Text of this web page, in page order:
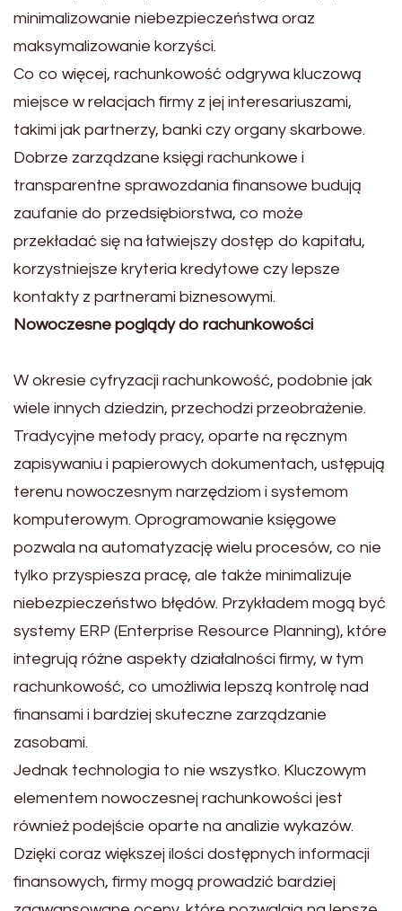
minimalizowanie niebezpieczeństwa oraz
maksymalizowanie korzyści.
Co co więcej, rachunkowość odgrywa kluczową
miejsce w relacjach firmy z jej interesariuszami,
takimi jak partnerzy, banki czy organy skarbowe.
Dobrze zarządzane księgi rachunkowe i
transparentne sprawozdania finansowe budują
zaufanie do przedsiębiorstwa, co może
przekładać się na łatwiejszy dostęp do kapitału,
korzystniejsze kryteria kredytowe czy lepsze
kontakty z partnerami biznesowymi.
Nowoczesne poglądy do rachunkowości
W okresie cyfryzacji rachunkowość, podobnie jak
wiele innych dziedzin, przechodzi przeobrażenie.
Tradycyjne metody pracy, oparte na ręcznym
zapisywaniu i papierowych dokumentach, ustępują
terenu nowoczesnym narzędziom i systemom
komputerowym. Oprogramowanie księgowe
pozwala na automatyzację wielu procesów, co nie
tylko przyspiesza pracę, ale także minimalizuje
niebezpieczeństwo błędów. Przykładem mogą być
systemy ERP (Enterprise Resource Planning), które
integrują różne aspekty działalności firmy, w tym
rachunkowość, co umożliwia lepszą kontrolę nad
finansami i bardziej skuteczne zarządzanie
zasobami.
Jednak technologia to nie wszystko. Kluczowym
elementem nowoczesnej rachunkowości jest
również podejście oparte na analizie wykazów.
Dzięki coraz większej ilości dostępnych informacji
finansowych, firmy mogą prowadzić bardziej